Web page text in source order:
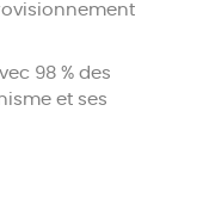
98 % des
et ses